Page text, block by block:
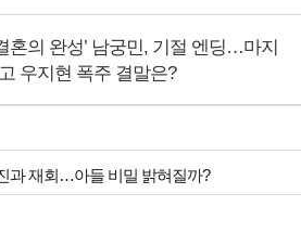
혼의 완성’ 남궁민, 기절 엔딩…마지
우지현 폭주 결말은?
과 재회…아들 비밀 밝혀질까?